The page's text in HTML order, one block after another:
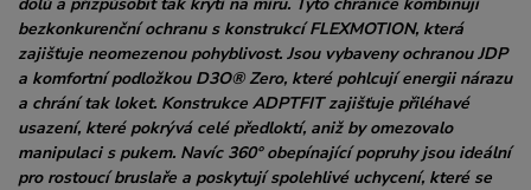
dolů a přizpůsobit tak krytí na míru. Tyto chrániče kombinují
bezkonkurenční ochranu s konstrukcí FLEXMOTION, která
zajišťuje neomezenou pohyblivost. Jsou vybaveny ochranou JDP
a komfortní podložkou D3O® Zero, které pohlcují energii nárazu
a chrání tak loket. Konstrukce ADPTFIT zajišťuje přiléhavé
usazení, které pokrývá celé předloktí, aniž by omezovalo
manipulaci s pukem. Navíc 360° obepínající popruhy jsou ideální
pro rostoucí bruslaře a poskytují spolehlivé uchycení, které se